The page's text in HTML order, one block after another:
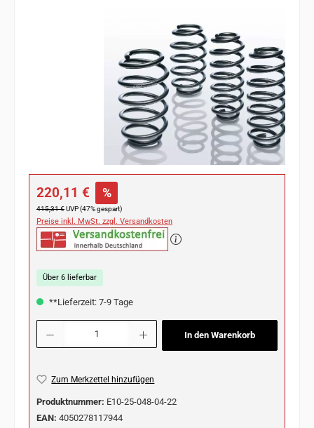
Verkaufspreis:
220,11 € %
Regulärer Preis:
415,31 €UVP (47% gespart)
Preise inkl. MwSt. zzgl. Versandkosten
Über 6 lieferbar
**Lieferzeit: 7-9 Tage
Produkt Anzahl: Gib den gewünschten Wert ein oder benutze die Schaltflächen
In den Warenkorb
Zum Merkzettel hinzufügen
Produktnummer: E10-25-048-04-22
EAN: 4050278117944